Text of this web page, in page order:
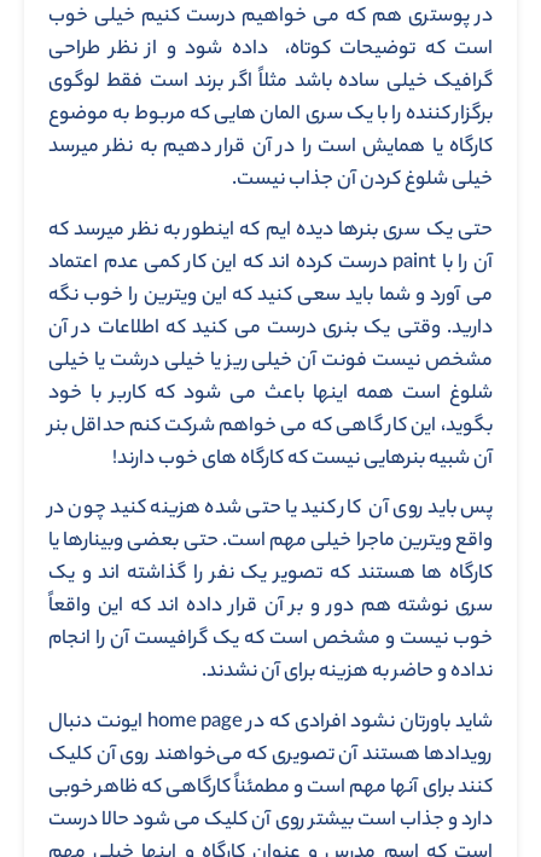
در پوستری هم که می خواهیم درست کنیم خیلی خوب
است که توضیحات کوتاه، داده شود و از نظر طراحی
گرافیک خیلی ساده باشد مثلاً اگر برند است فقط لوگوی
برگزار کننده را با یک سری المان هایی که مربوط به موضوع
کارگاه یا همایش است را در آن قرار دهیم به نظر میرسد
خیلی شلوغ کردن آن جذاب نیست.
حتی یک سری بنرها دیده ایم که اینطور به نظر میرسد که
آن را با paint درست کرده اند که این کار کمی عدم اعتماد
می آورد و شما باید سعی کنید که این ویترین را خوب نگه
دارید. وقتی یک بنری درست می کنید که اطلاعات در آن
مشخص نیست فونت آن خیلی ریز یا خیلی درشت یا خیلی
شلوغ است همه اینها باعث می شود که کاربر با خود
بگوید، این کار گاهی که می خواهم شرکت کنم حداقل بنر
آن شبیه بنرهایی نیست که کارگاه های خوب دارند!
پس باید روی آن کار کنید یا حتی شده هزینه کنید چون در
واقع ویترین ماجرا خیلی مهم است. حتی بعضی وبینارها یا
کارگاه ها هستند که تصویر یک نفر را گذاشته اند و یک
سری نوشته هم دور و بر آن قرار داده اند که این واقعاً
خوب نیست و مشخص است که یک گرافیست آن را انجام
نداده و حاضر به هزینه برای آن نشدند.
شاید باورتان نشود افرادی که در home page ایونت دنبال
رویدادها هستند آن تصویری که می‌خواهند روی آن کلیک
کنند برای آنها مهم است و مطمئناً کارگاهی که ظاهر خوبی
دارد و جذاب است بیشتر روی آن کلیک می شود حالا درست